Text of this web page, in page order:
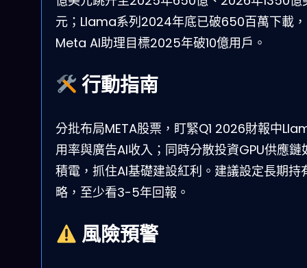
元；Llama系列2024年底已破650百萬下載，
Meta AI助理目標2025年破10億用戶。
行動指南
分批布局META股票，盯緊Q1 2026財報中
用率與廣告AI收入；同時分散投資GPU供應鏈
積電，抓住AI基礎建設紅利。建議設定長期持
略，至少看3-5年回報。
風險預警